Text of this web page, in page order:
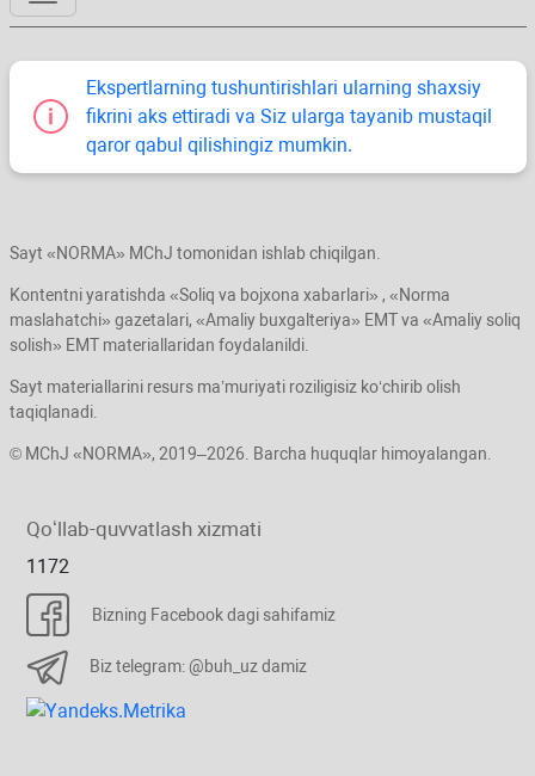
Ekspertlarning tushuntirishlari ularning shaхsiy
fikrini aks ettiradi va Siz ularga tayanib mustaqil
qaror qabul qilishingiz mumkin.
Sayt «NORMA» MChJ tomonidan ishlab chiqilgan.
Kontentni yaratishda «Soliq va bojхona хabarlari» , «Norma
maslahatchi» gazetalari, «Amaliy buхgalteriya» EMT va «Amaliy soliq
solish» EMT materiallaridan foydalanildi.
Sayt materiallarini resurs ma’muriyati roziligisiz koʻchirib olish
taqiqlanadi.
© MChJ «NORMA», 2019–2026. Barcha huquqlar himoyalangan.
Qoʻllab-quvvatlash хizmati
1172
Bizning Facebook dagi sahifamiz
Biz telegram: @buh_uz damiz